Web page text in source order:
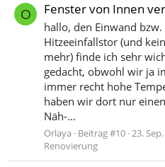
O Fenster von Innen
hallo, den Einwand
Hitzeeinfallstor (und
mehr) finde ich sehr
gedacht, obwohl wir ja
immer recht hohe
haben wir dort nur
Näh-...
Orlaya Beitrag #10 23.
Renovierung